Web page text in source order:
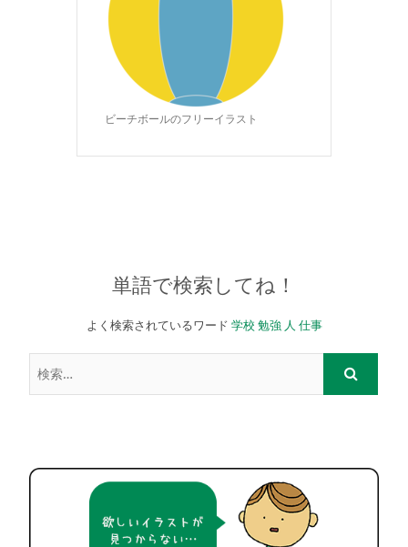
ビーチボールのフリーイラスト
単語で検索してね！
よく検索されているワード 学校 勉強 人 仕事